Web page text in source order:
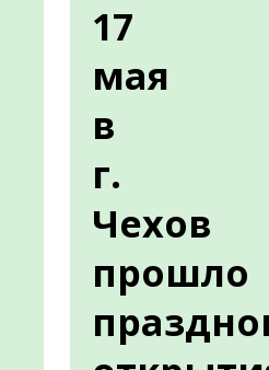
17
мая
в
г.
Чехов
прошло